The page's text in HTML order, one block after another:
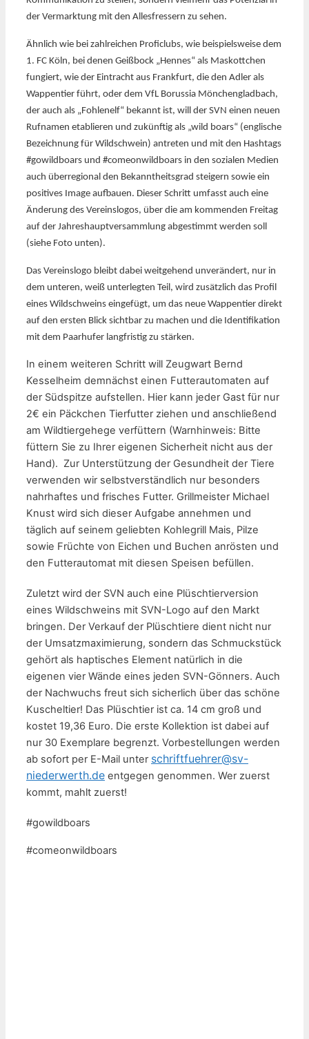
der Vermarktung mit den Allesfressern zu sehen.
Ähnlich wie bei zahlreichen Proficlubs, wie beispielsweise dem
1. FC Köln, bei denen Geißbock „Hennes“ als Maskottchen
fungiert, wie der Eintracht aus Frankfurt, die den Adler als
Wappentier führt, oder dem VfL Borussia Mönchengladbach,
der auch als „Fohlenelf“ bekannt ist, will der SVN einen neuen
Rufnamen etablieren und zukünftig als „wild boars“ (englische
Bezeichnung für Wildschwein) antreten und mit den Hashtags
#gowildboars und #comeonwildboars in den sozialen Medien
auch überregional den Bekanntheitsgrad steigern sowie ein
positives Image aufbauen. Dieser Schritt umfasst auch eine
Änderung des Vereinslogos, über die am kommenden Freitag
auf der Jahreshauptversammlung abgestimmt werden soll
(siehe Foto unten).
Das Vereinslogo bleibt dabei weitgehend unverändert, nur in
dem unteren, weiß unterlegten Teil, wird zusätzlich das Profil
eines Wildschweins eingefügt, um das neue Wappentier direkt
auf den ersten Blick sichtbar zu machen und die Identifikation
mit dem Paarhufer langfristig zu stärken.
In einem weiteren Schritt will Zeugwart Bernd
Kesselheim demnächst einen Futterautomaten auf
der Südspitze aufstellen. Hier kann jeder Gast für nur
2€ ein Päckchen Tierfutter ziehen und anschließend
am Wildtiergehege verfüttern (Warnhinweis: Bitte
füttern Sie zu Ihrer eigenen Sicherheit nicht aus der
Hand). Zur Unterstützung der Gesundheit der Tiere
verwenden wir selbstverständlich nur besonders
nahrhaftes und frisches Futter. Grillmeister Michael
Knust wird sich dieser Aufgabe annehmen und
täglich auf seinem geliebten Kohlegrill Mais, Pilze
sowie Früchte von Eichen und Buchen anrösten und
den Futterautomat mit diesen Speisen befüllen.
Zuletzt wird der SVN auch eine Plüschtierversion
eines Wildschweins mit SVN-Logo auf den Markt
bringen. Der Verkauf der Plüschtiere dient nicht nur
der Umsatzmaximierung, sondern das Schmuckstück
gehört als haptisches Element natürlich in die
eigenen vier Wände eines jeden SVN-Gönners. Auch
der Nachwuchs freut sich sicherlich über das schöne
Kuscheltier! Das Plüschtier ist ca. 14 cm groß und
kostet 19,36 Euro. Die erste Kollektion ist dabei auf
nur 30 Exemplare begrenzt. Vorbestellungen werden
ab sofort per E-Mail unter schriftfuehrer@sv-
niederwerth.de entgegen genommen. Wer zuerst
kommt, mahlt zuerst!
#gowildboars
#comeonwildboars